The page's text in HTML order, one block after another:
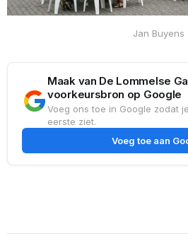
Jan Buyens
Maak van De Lommelse
voorkeursbron op Google
Voeg ons toe in Google zodat
eerste ziet.
Voeg toe aan